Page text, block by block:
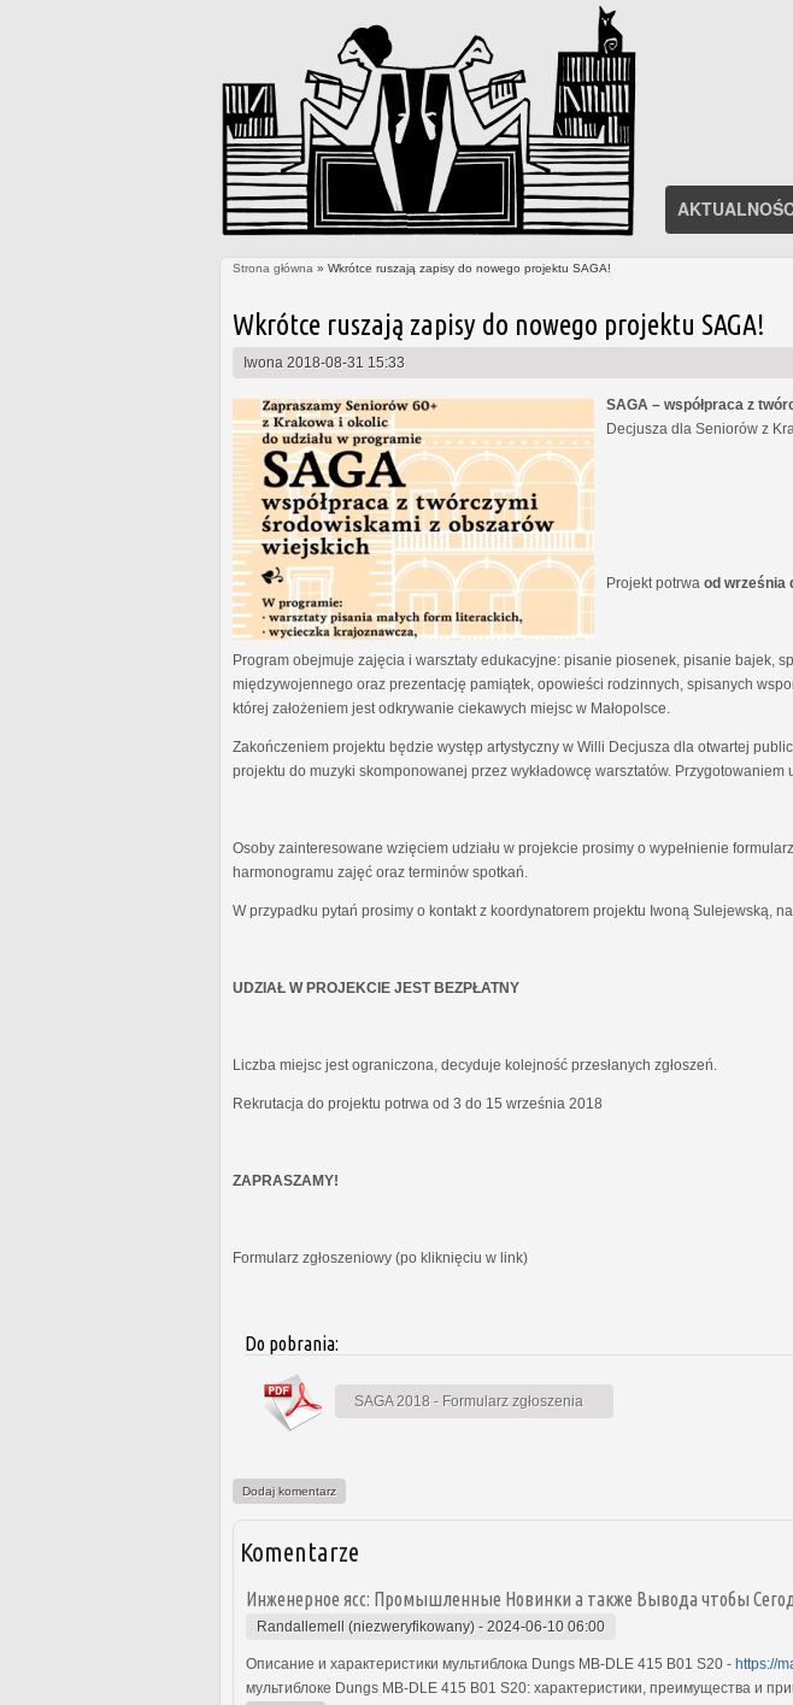
Strona główna » Wkrótce ruszają zapisy do nowego projektu SAGA!
Wkrótce ruszają zapisy do nowego projektu SAGA!
Iwona 2018-08-31 15:33
SAGA – współpraca z
Decjusza dla Seniorów z
Projekt potrwa od września
Program obejmuje zajęcia i warsztaty edukacyjne: pisanie piosenek, pisanie
międzywojennego oraz prezentację pamiątek, opowieści rodzinnych, spisanych
której założeniem jest odkrywanie ciekawych miejsc w Małopolsce.
Zakończeniem projektu będzie występ artystyczny w Willi Decjusza dla otwartej
projektu do muzyki skomponowanej przez wykładowcę warsztatów.
Osoby zainteresowane wzięciem udziału w projekcie prosimy o wypełnienie
harmonogramu zajęć oraz terminów spotkań.
W przypadku pytań prosimy o kontakt z koordynatorem projektu Iwoną Sulejewską,
UDZIAŁ W PROJEKCIE JEST BEZPŁATNY
Liczba miejsc jest ograniczona, decyduje kolejność przesłanych zgłoszeń.
Rekrutacja do projektu potrwa od 3 do 15 września 2018
ZAPRASZAMY!
Formularz zgłoszeniowy (po kliknięciu w link)
Do pobrania:
SAGA 2018 - Formularz zgłoszenia
Dodaj komentarz
Komentarze
Инженерное ясс: Промышленные Новинки а также Вывода чтобы
Randallemell (niezweryfikowany) - 2024-06-10 06:00
Описание и характеристики мультиблока Dungs MB-DLE 415 B01 S20 - https://
мультиблоке Dungs MB-DLE 415 B01 S20: характеристики, преимущества и